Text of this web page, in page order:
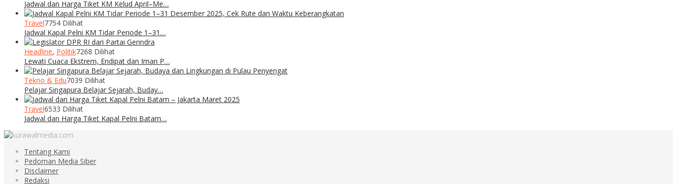
Jadwal dan Harga Tiket KM Kelud April–Me…
Travel7754 Dilihat
Jadwal Kapal Pelni KM Tidar Periode 1–31…
Headline, Politik7268 Dilihat
Lewati Cuaca Ekstrem, Endipat dan Iman P…
Tekno & Edu7039 Dilihat
Pelajar Singapura Belajar Sejarah, Buday…
Travel6533 Dilihat
Jadwal dan Harga Tiket Kapal Pelni Batam…
Tentang Kami
Pedoman Media Siber
Disclaimer
Redaksi